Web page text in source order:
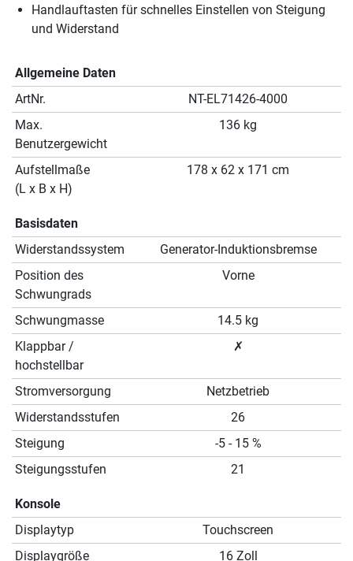
Handlauftasten für schnelles Einstellen von Steigung
und Widerstand
Allgemeine Daten
ArtNr.
NT-EL71426-4000
Max.
Benutzergewicht
136 kg
Aufstellmaße
(L x B x H)
178 x 62 x 171 cm
Basisdaten
Widerstandssystem
Generator-Induktionsbremse
Position des
Schwungrads
Vorne
Schwungmasse
14.5 kg
Klappbar /
hochstellbar
✗
Stromversorgung
Netzbetrieb
Widerstandsstufen
26
Steigung
-5 - 15 %
Steigungsstufen
21
Konsole
Displaytyp
Touchscreen
Displaygröße
16 Zoll